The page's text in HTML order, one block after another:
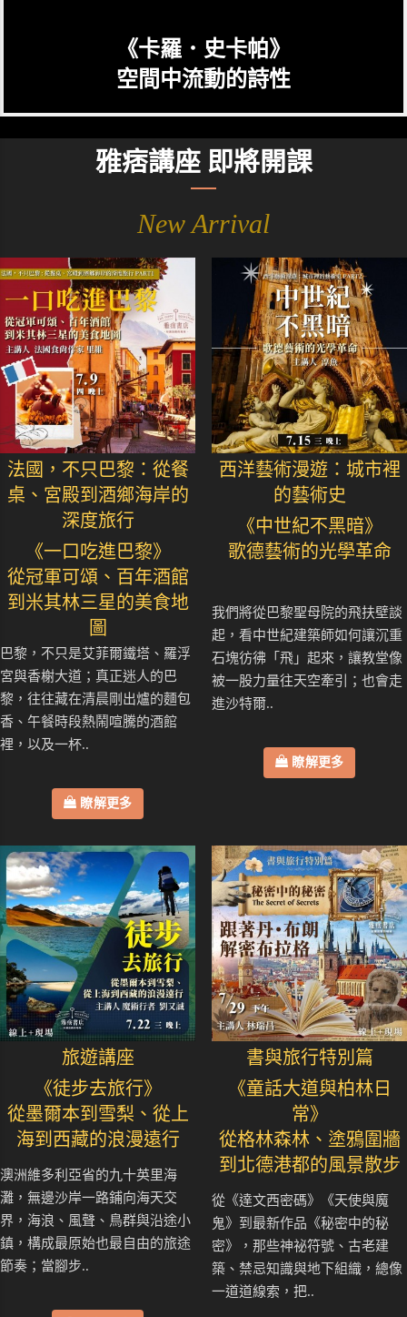
《卡羅．史卡帕》
空間中流動的詩性
雅痞講座 即將開課
New Arrival
法國，不只巴黎：從餐
桌、宮殿到酒鄉海岸的
深度旅行
《一口吃進巴黎》
從冠軍可頌、百年酒館
到米其林三星的美食地
圖
巴黎，不只是艾菲爾鐵塔、羅浮
宮與香榭大道；真正迷人的巴
黎，往往藏在清晨剛出爐的麵包
香、午餐時段熱鬧喧騰的酒館
裡，以及一杯..
瞭解更多
西洋藝術漫遊：城市裡
的藝術史
《中世紀不黑暗》
歌德藝術的光學革命
我們將從巴黎聖母院的飛扶壁談
起，看中世紀建築師如何讓沉重
石塊彷彿「飛」起來，讓教堂像
被一股力量往天空牽引；也會走
進沙特爾..
瞭解更多
旅遊講座
《徒步去旅行》
從墨爾本到雪梨、從上
海到西藏的浪漫遠行
澳洲維多利亞省的九十英里海
灘，無邊沙岸一路鋪向海天交
界，海浪、風聲、鳥群與沿途小
鎮，構成最原始也最自由的旅途
節奏；當腳步..
書與旅行特別篇
《童話大道與柏林日
常》
從格林森林、塗鴉圍牆
到北德港都的風景散步
從《達文西密碼》《天使與魔
鬼》到最新作品《秘密中的秘
密》，那些神祕符號、古老建
築、禁忌知識與地下組織，總像
一道道線索，把..